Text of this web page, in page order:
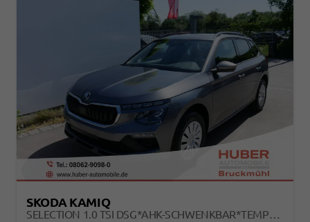
SKODA KAMIQ
SELECTION 1.0 TSI DSG*AHK-SCHWENKBAR*TEMPOMAT*PDC-HINTEN*KEYLESS-GO*SHZ*